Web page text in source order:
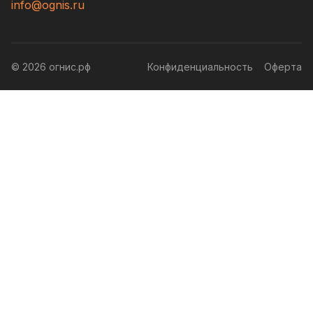
info@ognis.ru
© 2026 огнис.рф Конфиденциальность Оферта